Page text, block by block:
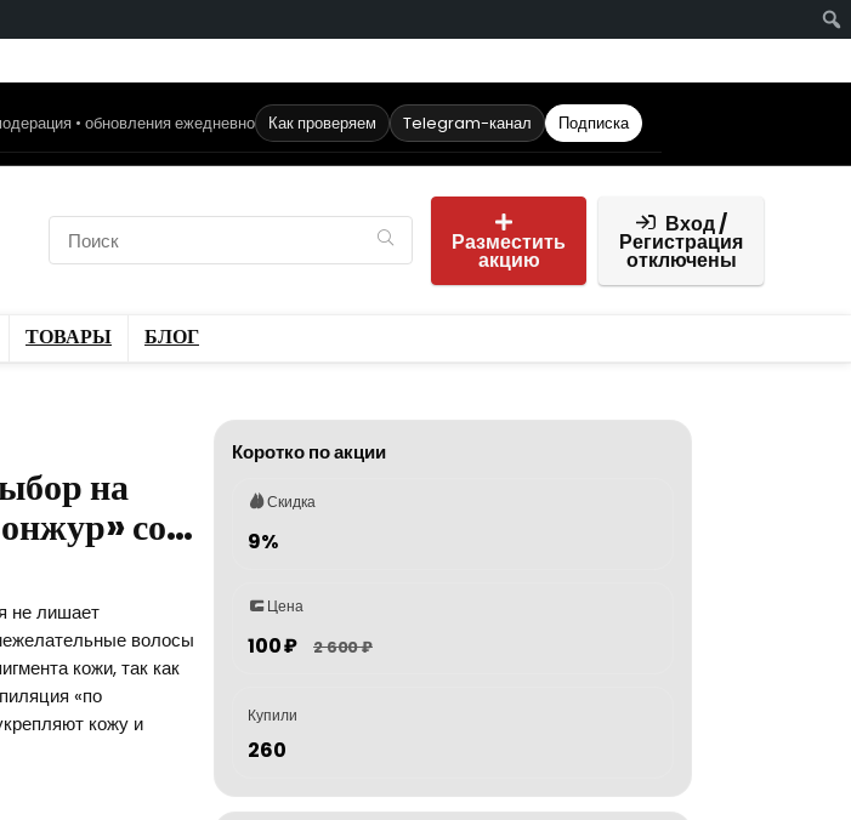
• обновления ежедневно Как проверяем Telegram-канал Подписка
Разместить
акцию
Вход /
Регистрация
отключены
ТОВАРЫ БЛОГ
на
со…
не лишает
волосы
кожи, так как
«по
кожу и
Коротко по акции
Скидка
9%
Цена
100 ₽ 2 600 ₽
Купили
260